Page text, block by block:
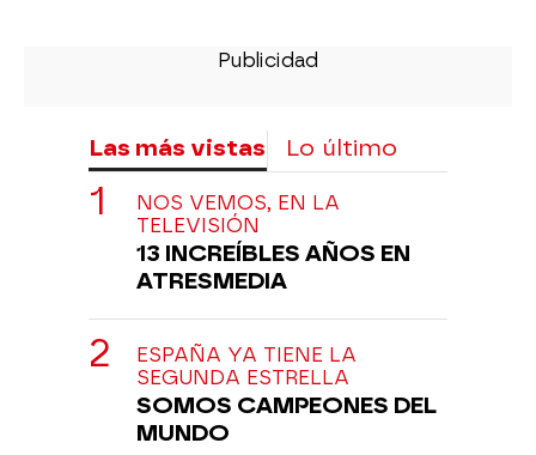
Las más vistas Lo último
NOS VEMOS, EN LA
TELEVISIÓN
13 INCREÍBLES AÑOS EN
ATRESMEDIA
ESPAÑA YA TIENE LA
SEGUNDA ESTRELLA
SOMOS CAMPEONES DEL
MUNDO